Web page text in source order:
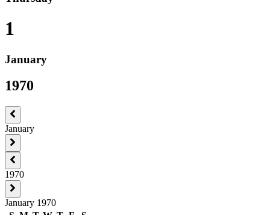
1
January
1970
January
1970
January 1970